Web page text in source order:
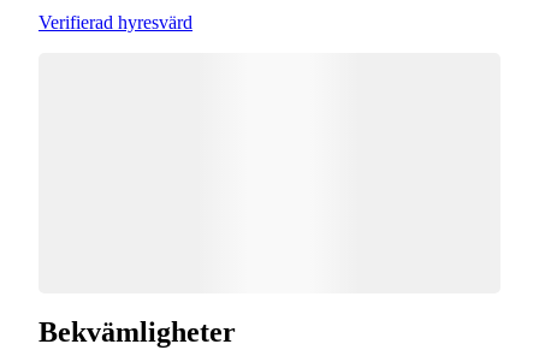
Verifierad hyresvärd
Bekvämligheter